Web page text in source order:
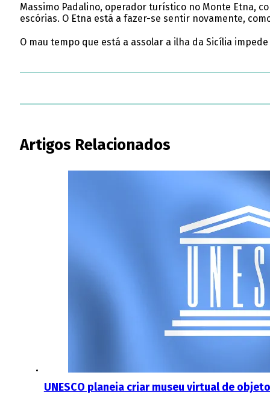
Massimo Padalino, operador turístico no Monte Etna,
escórias. O Etna está a fazer-se sentir novamente,
O mau tempo que está a assolar a ilha da Sicília
Artigos Relacionados
UNESCO planeia criar museu virtual de